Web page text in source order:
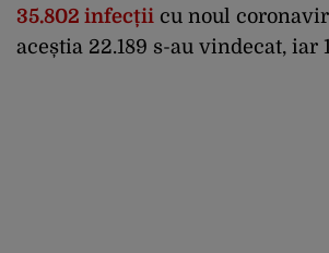
35.802 infecții cu noul
aceștia 22.189 s-au vindecat, iar